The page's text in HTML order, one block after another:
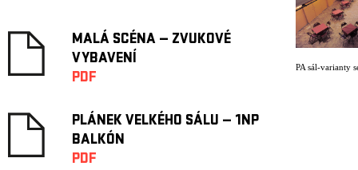
MALÁ SCÉNA — ZVUKOVÉ
VYBAVENÍ
PDF
PLÁNEK VELKÉHO SÁLU — 1NP
BALKÓN
PDF
PA sál-varianty